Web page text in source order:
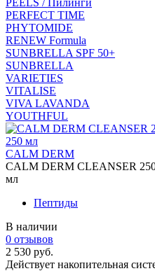
PERFECT TIME
PHYTOMIDE
RENEW Formula
SUNBRELLA SPF 50+
SUNBRELLA
VARIETIES
VITALISE
VIVA LAVANDA
YOUTHFUL
CALM DERM
CALM DERM CLEANSER
мл
Пептиды
В наличии
0 отзывов
2 530 руб.
Действует накопительная